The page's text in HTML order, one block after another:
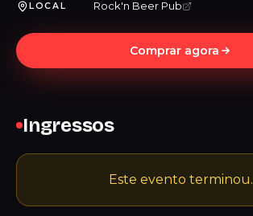
LOCAL Rock'n Beer Pub
Comprar agora
Ingressos
Este evento terminou.